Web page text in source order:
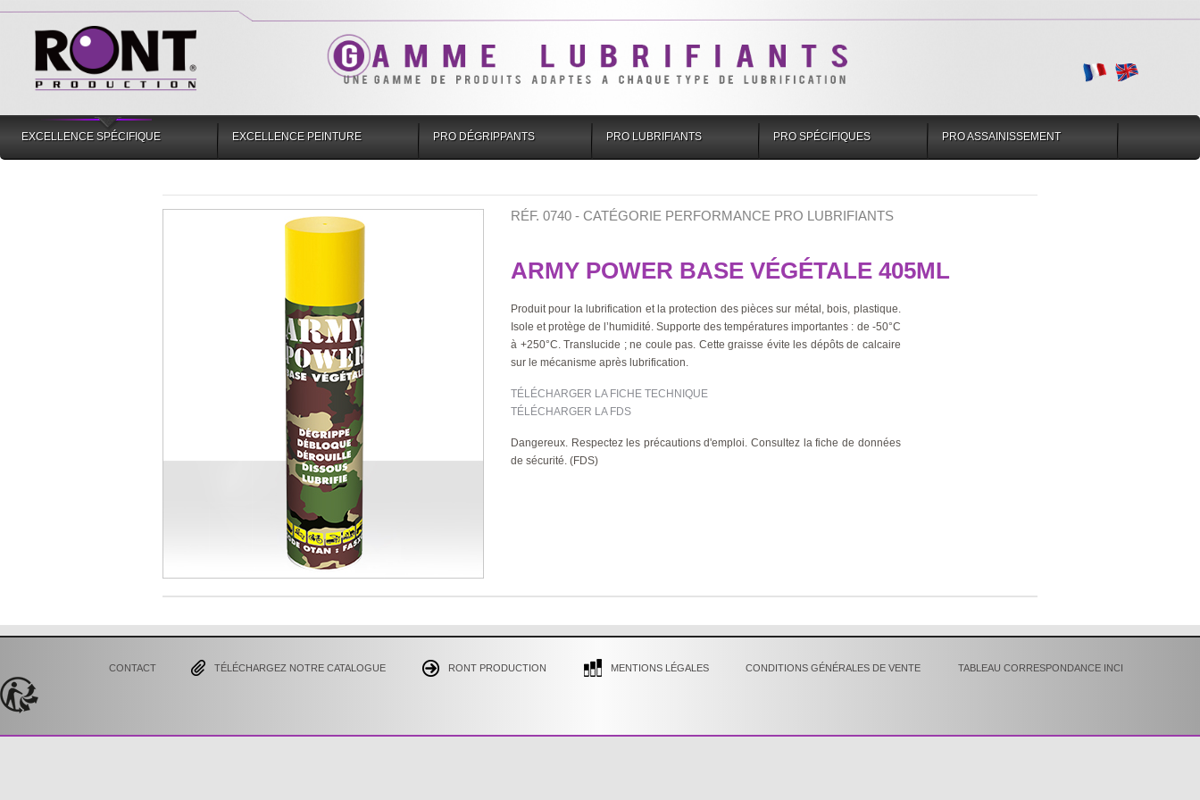
EXCELLENCE SPÉCIFIQUE EXCELLENCE PEINTURE PRO DÉGRIPPANTS PRO LUBRIFIANTS PRO SPÉCIFIQUES PRO ASSAINISSEMENT
RÉF. 0740 - CATÉGORIE PERFORMANCE PRO LUBRIFIANTS
ARMY POWER BASE VÉGÉTALE 405ML
Produit pour la lubrification et la protection des pièces sur métal, bois, plastique.
Isole et protège de l’humidité. Supporte des températures importantes : de -50°C
à +250°C. Translucide ; ne coule pas. Cette graisse évite les dépôts de calcaire
sur le mécanisme après lubrification.
TÉLÉCHARGER LA FICHE TECHNIQUE
TÉLÉCHARGER LA FDS
Dangereux. Respectez les précautions d'emploi. Consultez la fiche de données
de sécurité. (FDS)
CONTACT TÉLÉCHARGEZ NOTRE CATALOGUE RONT PRODUCTION MENTIONS LÉGALES CONDITIONS GÉNÉRALES DE VENTE TABLEAU CORRESPONDANCE INCI